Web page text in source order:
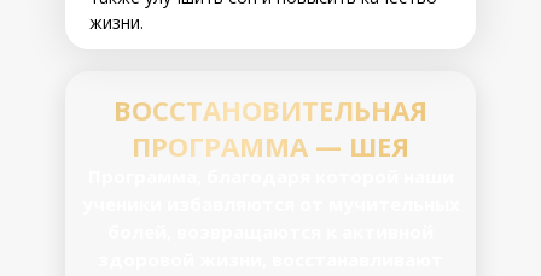
ВОССТАНОВИТЕЛЬНАЯ
ПРОГРАММА — ШЕЯ
жизни.